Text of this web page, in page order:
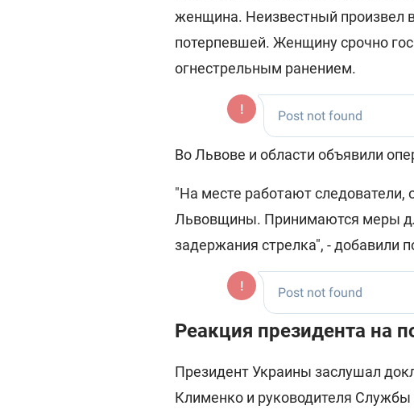
женщина. Неизвестный произвел
потерпевшей. Женщину срочно
огнестрельным ранением.
Во Львове и области объявили
"На месте работают следователи,
Львовщины. Принимаются меры
задержания стрелка", - добавили
Реакция президента на
Президент Украины заслушал
Клименко и руководителя